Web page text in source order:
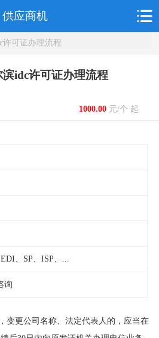
供应商机
可证办理流程
滨idc许可证办理流程
1000.00元/个 起
、SP、ISP、...
询
变更公司名称、法定代表人的，应当在